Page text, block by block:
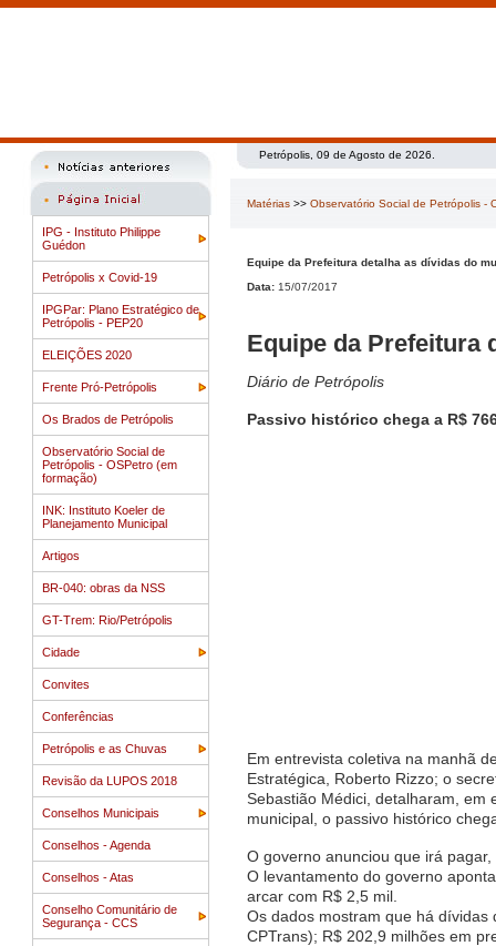
IPG - Instituto Philippe
Guédon
Petrópolis x Covid-19
IPGPar: Plano Estratégico de
Petrópolis - PEP20
ELEIÇÕES 2020
Frente Pró-Petrópolis
Os Brados de Petrópolis
Observatório Social de
Petrópolis - OSPetro (em
formação)
INK: Instituto Koeler de
Planejamento Municipal
Artigos
BR-040: obras da NSS
GT-Trem: Rio/Petrópolis
Cidade
Convites
Conferências
Petrópolis e as Chuvas
Revisão da LUPOS 2018
Conselhos Municipais
Conselhos - Agenda
Conselhos - Atas
Conselho Comunitário de
Segurança - CCS
Petrópolis, 09 de Agosto de 2026.
Matérias >> Observatório Social de Petrópolis -
Equipe da Prefeitura detalha as dívidas do
Data: 15/07/2017
Equipe da Prefeitura
Diário de Petrópolis
Passivo histórico chega a R$
Em entrevista coletiva na manhã
Estratégica, Roberto Rizzo; o
Sebastião Médici, detalharam, em
municipal, o passivo histórico
O governo anunciou que irá
O levantamento do governo
arcar com R$ 2,5 mil.
Os dados mostram que há dívidas
CPTrans); R$ 202,9 milhões em